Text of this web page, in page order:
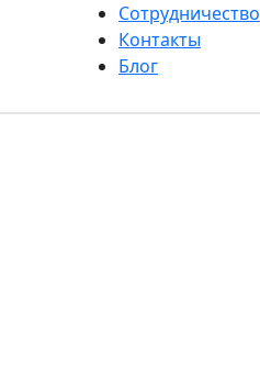
Сотрудничество
Контакты
Блог